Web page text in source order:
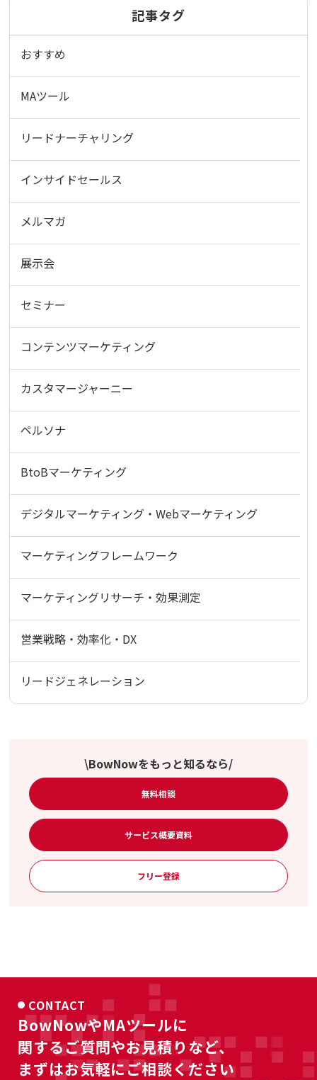
記事タグ
おすすめ
MAツール
リードナーチャリング
インサイドセールス
メルマガ
展示会
セミナー
コンテンツマーケティング
カスタマージャーニー
ペルソナ
BtoBマーケティング
デジタルマーケティング・Webマーケティング
マーケティングフレームワーク
マーケティングリサーチ・効果測定
営業戦略・効率化・DX
リードジェネレーション
\BowNowをもっと知るなら/
無料相談
サービス概要資料
フリー登録
CONTACT
BowNowやMAツールに
関するご質問やお見積りなど、
まずはお気軽にご相談ください